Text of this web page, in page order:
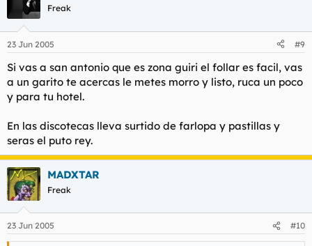
Freak
23 Jun 2005 #9
Si vas a san antonio que es zona guiri el follar es facil, vas
a un garito te acercas le metes morro y listo, ruca un poco
y para tu hotel.
En las discotecas lleva surtido de farlopa y pastillas y
seras el puto rey.
MADXTAR
Freak
23 Jun 2005 #10